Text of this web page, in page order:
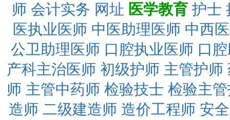
师 会计实务 网址 医学教育 护士
医执业医师 中医助理医师 中西
公卫助理医师 口腔执业医师 口
产科主治医师 初级护师 主管护师
师 主管中药师 检验技士 检验主
造师 二级建造师 造价工程师 安